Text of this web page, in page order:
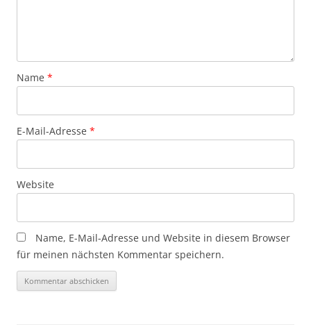
Name *
E-Mail-Adresse *
Website
Name, E-Mail-Adresse und Website in diesem Browser
für meinen nächsten Kommentar speichern.